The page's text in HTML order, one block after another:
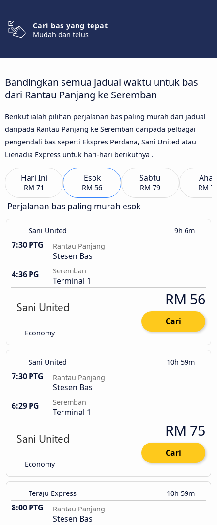
Cari bas yang tepat
Mudah dan telus
Bandingkan semua jadual waktu untuk bas
dari Rantau Panjang ke Seremban
Berikut ialah pilihan perjalanan bas paling murah dari jadual
daripada Rantau Panjang ke Seremban daripada pelbagai
pengendali bas seperti Ekspres Perdana, Sani United atau
Lienadia Express untuk hari-hari berikutnya .
Hari Ini
RM 71
Esok
RM 56
Sabtu
RM 79 RM
Perjalanan bas paling murah esok
Sani United 9h 6m
7:30 PTG Rantau Panjang
Stesen Bas
4:36 PG
Seremban
Terminal 1
Economy
RM 56
Cari
Sani United 10h 59m
7:30 PTG Rantau Panjang
Stesen Bas
6:29 PG
Seremban
Terminal 1
Economy
RM 75
Cari
Teraju Express 10h 59m
8:00 PTG Rantau Panjang
Stesen Bas